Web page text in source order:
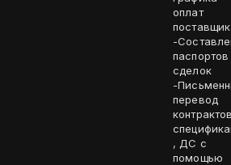
оплат
-
паспортов
сделок
-
перевод
, ДС с
помощью